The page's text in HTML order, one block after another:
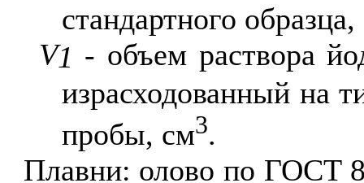
стандартного
V1 - объем раствора
израсходованный на
пробы, см3.
Плавни: олово по ГОСТ